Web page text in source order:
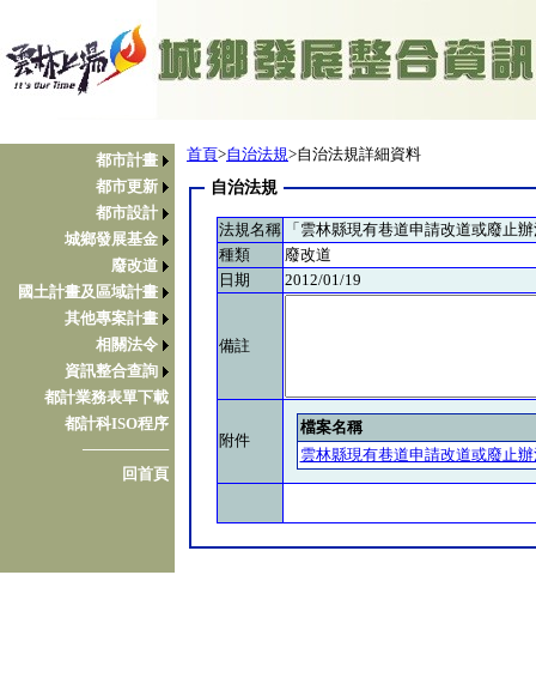
都市計畫
都市更新
都市設計
城鄉發展基金
廢改道
國土計畫及區域計畫
其他專案計畫
相關法令
資訊整合查詢
都計業務表單下載
都計科ISO程序
────────
回首頁
首頁>自治法規>自治法規詳細資料
自治法規
法規名稱
「雲林縣現有巷道申請改道或廢止
種類
廢改道
日期
2012/01/19
備註
附件
檔案名稱
雲林縣現有巷道申請改道或廢止